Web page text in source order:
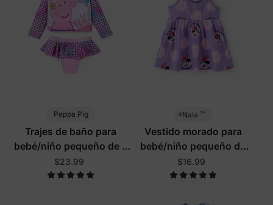
Peppa Pig
Trajes de baño para
bebé/niño pequeño de 2
piezas con protección
UPF en rosa
$23.99
Naia ™
Vestido morado para
bebé/niño pequeño de
Disney Mickey y sus
amigos
$16.99